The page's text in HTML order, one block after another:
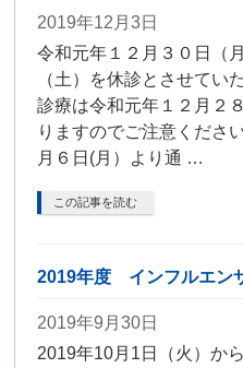
2019年12月3日
令和元年１２月３０日（
（土）を休診とさせ
診療は令和元年１２月２
りますのでご注意くだ
月６日(月）より通 …
この記事を読む
2019年度 インフルエン
2019年9月30日
2019年10月1日（火）か